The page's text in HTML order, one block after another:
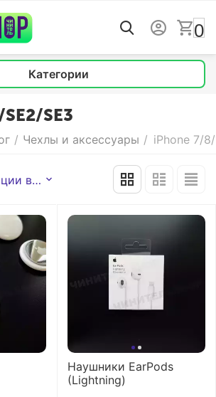
0
Категории
SE3
/ Чехлы и аксессуары / iPhone 7/
Низкие позиции выше
Наушники EarPods
(Lightning)